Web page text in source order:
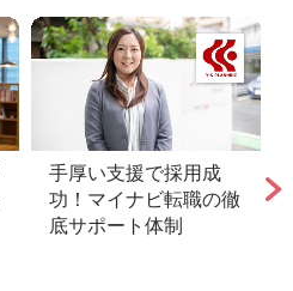
手厚い支援で採用成
功！マイナビ転職の徹
底サポート体制